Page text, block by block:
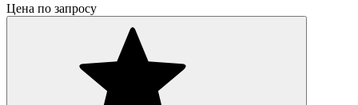
Цена по запросу